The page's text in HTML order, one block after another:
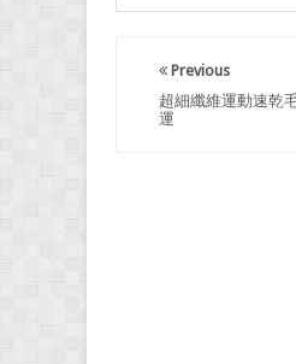
Previous
超細纖維運動速乾
運